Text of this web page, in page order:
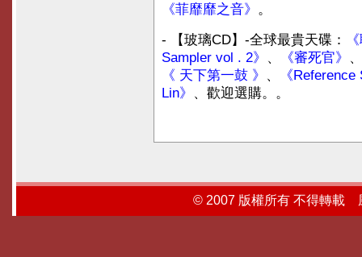
《菲靡靡之音》 。
- 【玻璃CD】-全球最貴天碟：
Sampler vol . 2》 、 《審死官》 、
《 天下第一鼓 》 、
《
Lin》 、歡迎選購。。
© 2007 版權所有 不得轉載